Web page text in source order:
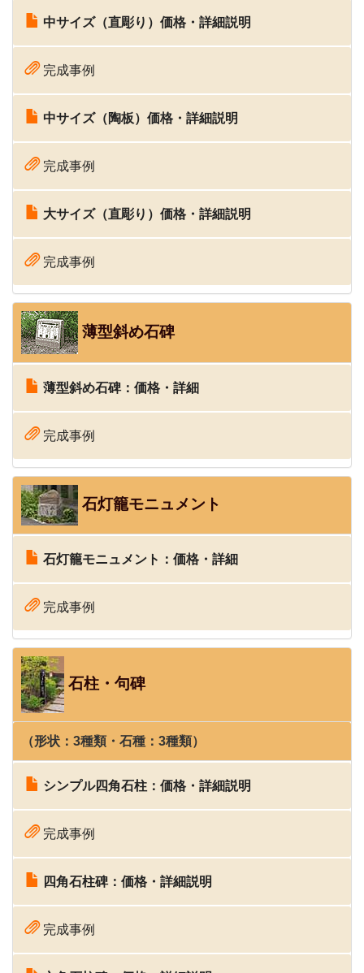
中サイズ（直彫り）価格・詳細説明
完成事例
中サイズ（陶板）価格・詳細説明
完成事例
大サイズ（直彫り）価格・詳細説明
完成事例
薄型斜め石碑
薄型斜め石碑：価格・詳細
完成事例
石灯籠モニュメント
石灯籠モニュメント：価格・詳細
完成事例
石柱・句碑
（形状：3種類・石種：3種類）
シンプル四角石柱：価格・詳細説明
完成事例
四角石柱碑：価格・詳細説明
完成事例